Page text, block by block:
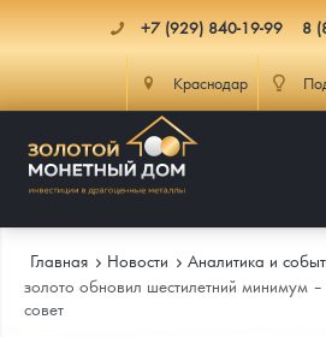
+7 (929) 840-19-99 8
Краснодар
Главная Новости Аналитика и
золото обновил шестилетний минимум
совет